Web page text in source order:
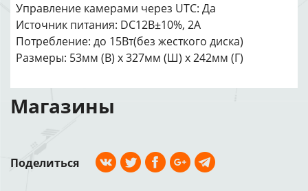
Управление камерами через UTC: Да
Источник питания: DC12В±10%, 2А
Потребление: до 15Вт(без жесткого диска)
Размеры: 53мм (В) х 327мм (Ш) х 242мм (Г)
Магазины
Поделиться